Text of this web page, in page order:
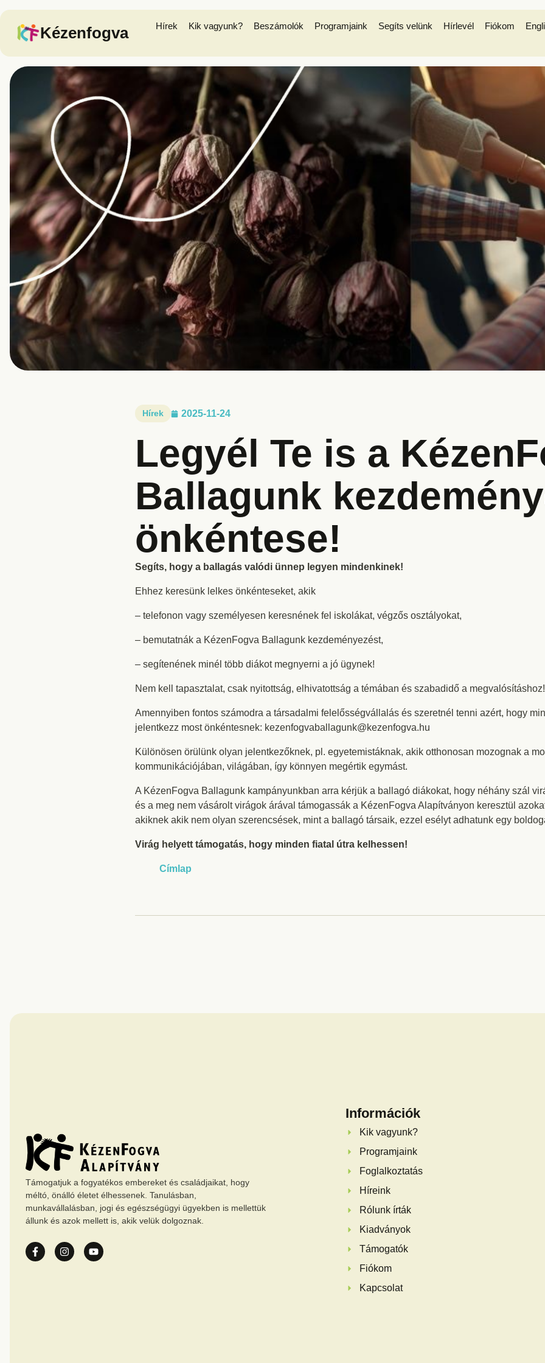
Kézenfogva Hírek Kik vagyunk? Beszámolók Programjaink Segíts velünk Hírlevél Fiókom
Hírek 2025-11-24
Legyél Te is a
Ballagunk
önkéntese!
Segíts, hogy a ballagás valódi ünnep legyen mindenkinek!
Ehhez keresünk lelkes önkénteseket, akik
– telefonon vagy személyesen keresnének fel iskolákat, végzős osztályokat,
– bemutatnák a KézenFogva Ballagunk kezdeményezést,
– segítenének minél több diákot megnyerni a jó ügynek!
Nem kell tapasztalat, csak nyitottság, elhivatottság a témában és szabadidő a megvalósításhoz!
Amennyiben fontos számodra a társadalmi felelősségvállalás és szeretnél tenni azért, hogy
jelentkezz most önkéntesnek: kezenfogvaballagunk@kezenfogva.hu
Különösen örülünk olyan jelentkezőknek, pl. egyetemistáknak, akik otthonosan mozognak a
kommunikációjában, világában, így könnyen megértik egymást.
A KézenFogva Ballagunk kampányunkban arra kérjük a ballagó diákokat, hogy néhány szál
és a meg nem vásárolt virágok árával támogassák a KézenFogva Alapítványon keresztül
akiknek akik nem olyan szerencsések, mint a ballagó társaik, ezzel esélyt adhatunk egy
Virág helyett támogatás, hogy minden fiatal útra kelhessen!
Címlap
Támogatjuk a fogyatékos embereket és családjaikat, hogy
méltó, önálló életet élhessenek. Tanulásban,
munkavállalásban, jogi és egészségügyi ügyekben is mellettük
állunk és azok mellett is, akik velük dolgoznak.
Információk
Kik vagyunk?
Programjaink
Foglalkoztatás
Híreink
Rólunk írták
Kiadványok
Támogatók
Fiókom
Kapcsolat